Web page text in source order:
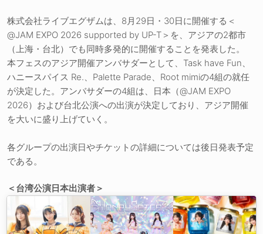
株式会社ライブエグザムは、8月29日・30日に開催する＜
@JAM EXPO 2026 supported by UP-T＞を、アジアの2都市
（上海・台北）でも同時多発的に開催することを発表した。
本フェスのアジア開催アンバサダーとして、Task have Fun、
ハニースパイス Re.、Palette Parade、Root mimiの4組の就任
が決定した。アンバサダーの4組は、日本（@JAM EXPO
2026）および台北公演への出演が決定しており、アジア開催
を大いに盛り上げていく。
各グループの出演日やチケットの詳細については後日発表予定
である。
＜台湾公演日本出演者＞